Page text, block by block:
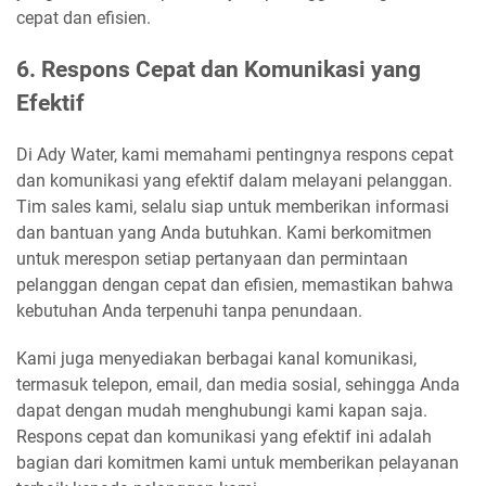
cepat dan efisien.
6. Respons Cepat dan Komunikasi yang
Efektif
Di Ady Water, kami memahami pentingnya respons cepat
dan komunikasi yang efektif dalam melayani pelanggan.
Tim sales kami, selalu siap untuk memberikan informasi
dan bantuan yang Anda butuhkan. Kami berkomitmen
untuk merespon setiap pertanyaan dan permintaan
pelanggan dengan cepat dan efisien, memastikan bahwa
kebutuhan Anda terpenuhi tanpa penundaan.
Kami juga menyediakan berbagai kanal komunikasi,
termasuk telepon, email, dan media sosial, sehingga Anda
dapat dengan mudah menghubungi kami kapan saja.
Respons cepat dan komunikasi yang efektif ini adalah
bagian dari komitmen kami untuk memberikan pelayanan